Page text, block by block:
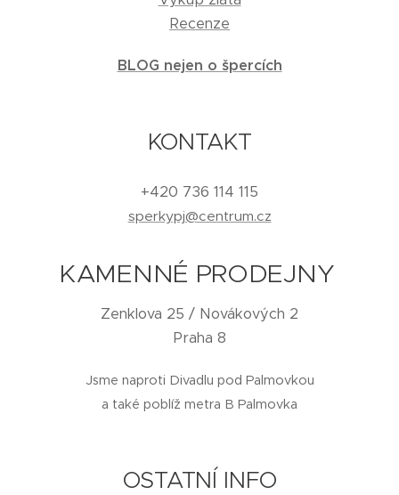
Recenze
BLOG nejen o špercích
KONTAKT
+420 736 114 115
sperkypj@centrum.cz
KAMENNÉ PRODEJNY
Zenklova 25 / Novákových 2
Praha 8
Jsme naproti Divadlu pod Palmovkou
a také poblíž metra B Palmovka
OSTATNÍ INFO